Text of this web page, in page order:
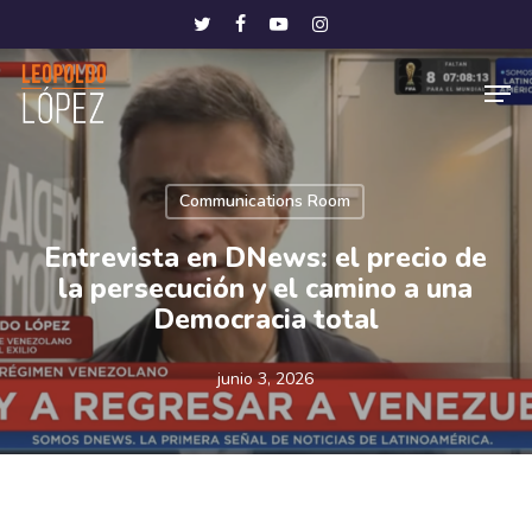
to
main
content
twitterfacebookyoutubeinstagram
Communications Room
Entrevista en DNews: el precio de
la persecución y el camino a una
Democracia total
junio 3, 2026